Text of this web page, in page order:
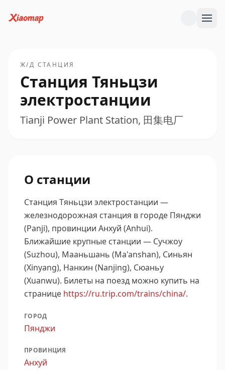
Ж/Д СТАНЦИЯ
Станция Тяньцзи
электростанции
Tianji Power Plant Station, 田集电厂
О станции
Станция Тяньцзи электростанции —
железнодорожная станция в городе Пянджи
(Panji), провинции Анхуй (Anhui).
Ближайшие крупные станции — Сучжоу
(Suzhou), Мааньшань (Ma'anshan), Синьян
(Xinyang), Нанкин (Nanjing), Сюаньу
(Xuanwu). Билеты на поезд можно купить на
странице https://ru.trip.com/trains/china/.
ГОРОД
Пянджи
ПРОВИНЦИЯ
Анхуй